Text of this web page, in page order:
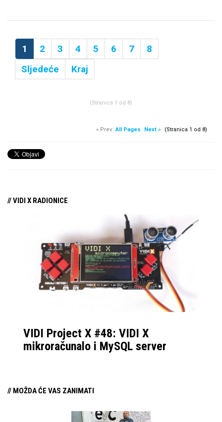
1 2 3 4 5 6 7
8
Sljedeće
Kraj
(Stranica 1 od 8)
« Prev All Pages Next » (Stranica 1 od 8)
// VIDI X RADIONICE
VIDI Project X #48: VIDI X
mikroračunalo i MySQL server
// MOŽDA ĆE VAS ZANIMATI